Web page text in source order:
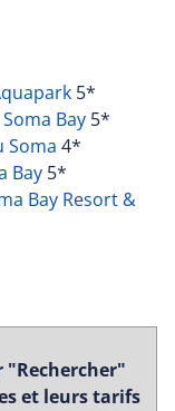
5*
Bay 5*
Soma 4*
Bay 5*
Bay Resort &
"Rechercher"
et leurs tarifs